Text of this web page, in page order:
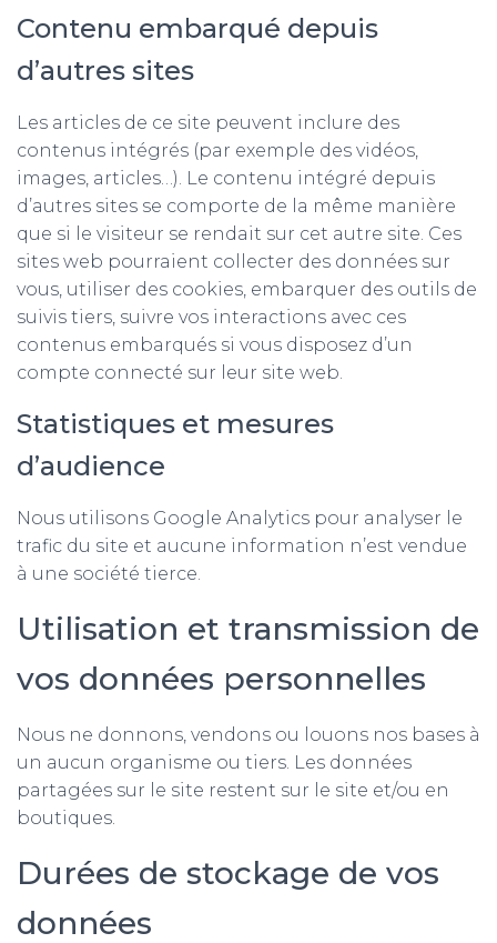
Contenu embarqué depuis
d’autres sites
Les articles de ce site peuvent inclure des
contenus intégrés (par exemple des vidéos,
images, articles…). Le contenu intégré depuis
d’autres sites se comporte de la même manière
que si le visiteur se rendait sur cet autre site. Ces
sites web pourraient collecter des données sur
vous, utiliser des cookies, embarquer des outils de
suivis tiers, suivre vos interactions avec ces
contenus embarqués si vous disposez d’un
compte connecté sur leur site web.
Statistiques et mesures
d’audience
Nous utilisons Google Analytics pour analyser le
trafic du site et aucune information n’est vendue
à une société tierce.
Utilisation et transmission de
vos données personnelles
Nous ne donnons, vendons ou louons nos bases à
un aucun organisme ou tiers. Les données
partagées sur le site restent sur le site et/ou en
boutiques.
Durées de stockage de vos
données